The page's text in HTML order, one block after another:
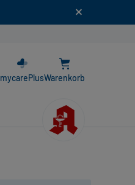
mycarePlusWarenkorb